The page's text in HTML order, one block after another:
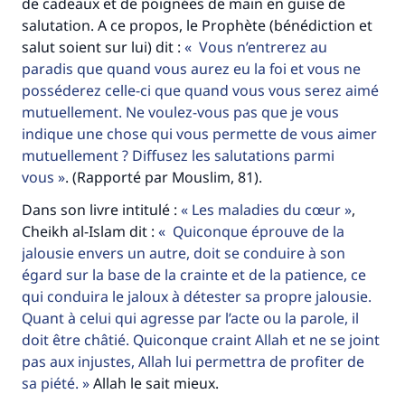
salutation. A ce propos, le Prophète (bénédiction et
salut soient sur lui) dit :
Vous n’entrerez au
paradis que quand vous aurez eu la foi et vous ne
posséderez celle-ci que quand vous vous serez aimé
mutuellement. Ne voulez-vous pas que je vous
indique une chose qui vous permette de vous aimer
mutuellement ? Diffusez les salutations parmi
vous
. (Rapporté par Mouslim, 81).
Dans son livre intitulé :
Les maladies du cœur ,
Cheikh al-Islam dit :
Quiconque éprouve de la
jalousie envers un autre, doit se conduire à son
égard sur la base de la crainte et de la patience, ce
qui conduira le jaloux à détester sa propre jalousie.
Quant à celui qui agresse par l’acte ou la parole, il
doit être châtié. Quiconque craint Allah et ne se joint
pas aux injustes, Allah lui permettra de profiter de
sa piété.
Allah le sait mieux.